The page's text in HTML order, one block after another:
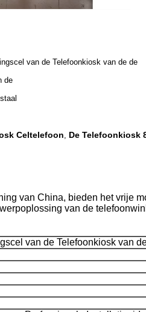
van de Telefoonkiosk van de de
de
Celtelefoon, De Telefoonkiosk
van China, bieden het vrije
van de
van de Telefoonkiosk van